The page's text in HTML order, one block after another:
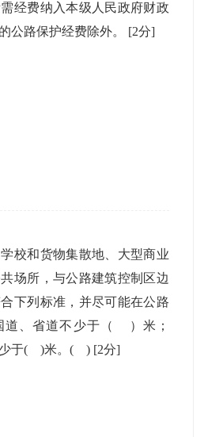
经费纳入本级人民政府财政
公路保护经费除外。 [2分]
校和货物集散地、大型商业
场所，与公路建筑控制区边
下列标准，并尽可能在公路
道、省道不少于（ ）米；
少于( )米。( ) [2分]